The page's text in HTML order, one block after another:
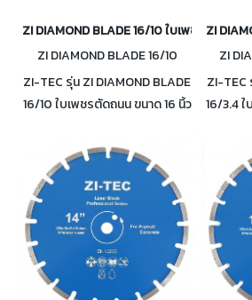
ZI DIAMOND BLADE 16/10 ใบเพชรตัดถนน
ZI DIAMOND BLADE 16/10
ZI-TEC รุ่น ZI DIAMOND BLADE
16/10 ใบเพชรตัดถนน ขนาด 16 นิ้ว
ZI
ZI
ZI-TEC
16/3.4